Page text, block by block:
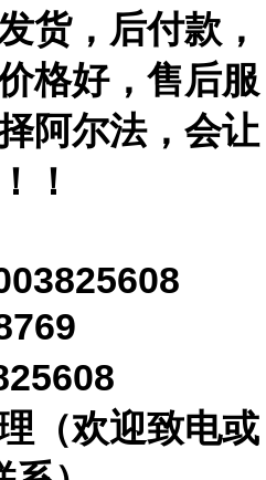
货，后付款，
格好，售后服
阿尔法，会让
！
（欢迎致电或